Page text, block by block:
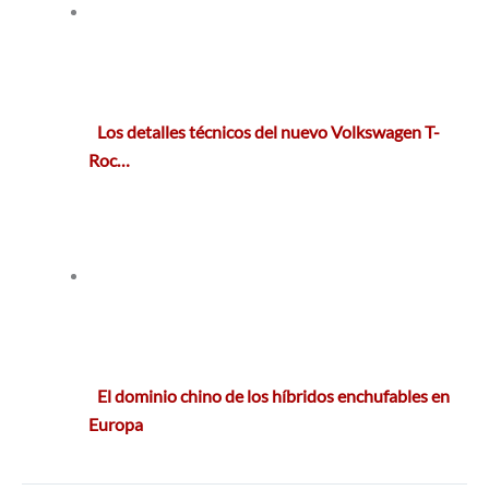
Los detalles técnicos del nuevo Volkswagen T-
Roc…
El dominio chino de los híbridos enchufables en
Europa